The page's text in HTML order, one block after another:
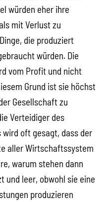
würden eher ihre
mit Verlust zu
die produziert
würden. Die
vom Profit und nicht
Grund ist sie höchst
Gesellschaft zu
Verteidiger des
oft gesagt, dass der
aller Wirtschaftssystem
warum stehen dann
und leer, obwohl sie eine
produzieren